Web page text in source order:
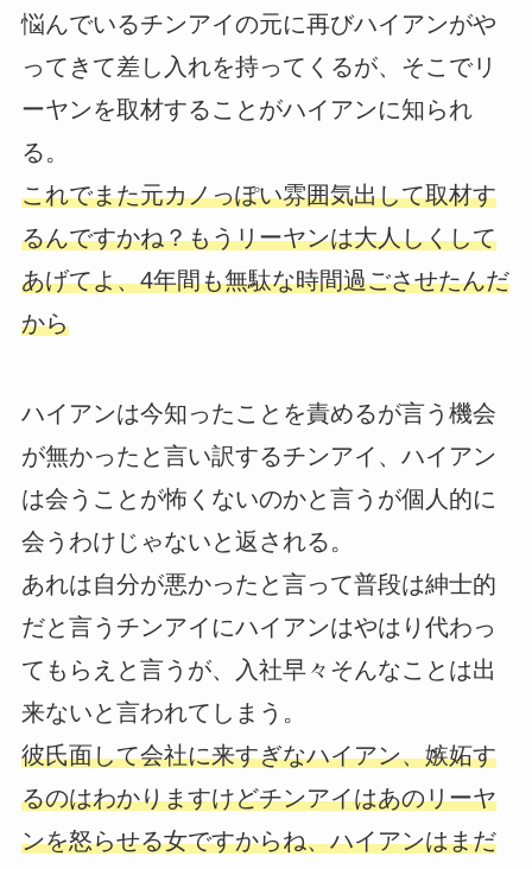
悩んでいるチンアイの元に再びハイアンがや
ってきて差し入れを持ってくるが、そこでリ
ーヤンを取材することがハイアンに知られ
る。
これでまた元カノっぽい雰囲気出して取材す
るんですかね？もうリーヤンは大人しくして
あげてよ、4年間も無駄な時間過ごさせたんだ
から
ハイアンは今知ったことを責めるが言う機会
が無かったと言い訳するチンアイ、ハイアン
は会うことが怖くないのかと言うが個人的に
会うわけじゃないと返される。
あれは自分が悪かったと言って普段は紳士的
だと言うチンアイにハイアンはやはり代わっ
てもらえと言うが、入社早々そんなことは出
来ないと言われてしまう。
彼氏面して会社に来すぎなハイアン、嫉妬す
るのはわかりますけどチンアイはあのリーヤ
ンを怒らせる女ですからね、ハイアンはまだ